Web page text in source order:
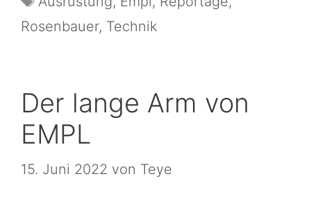
Rosenbauer, Technik
Der lange Arm von
EMPL
15. Juni 2022 von Teye